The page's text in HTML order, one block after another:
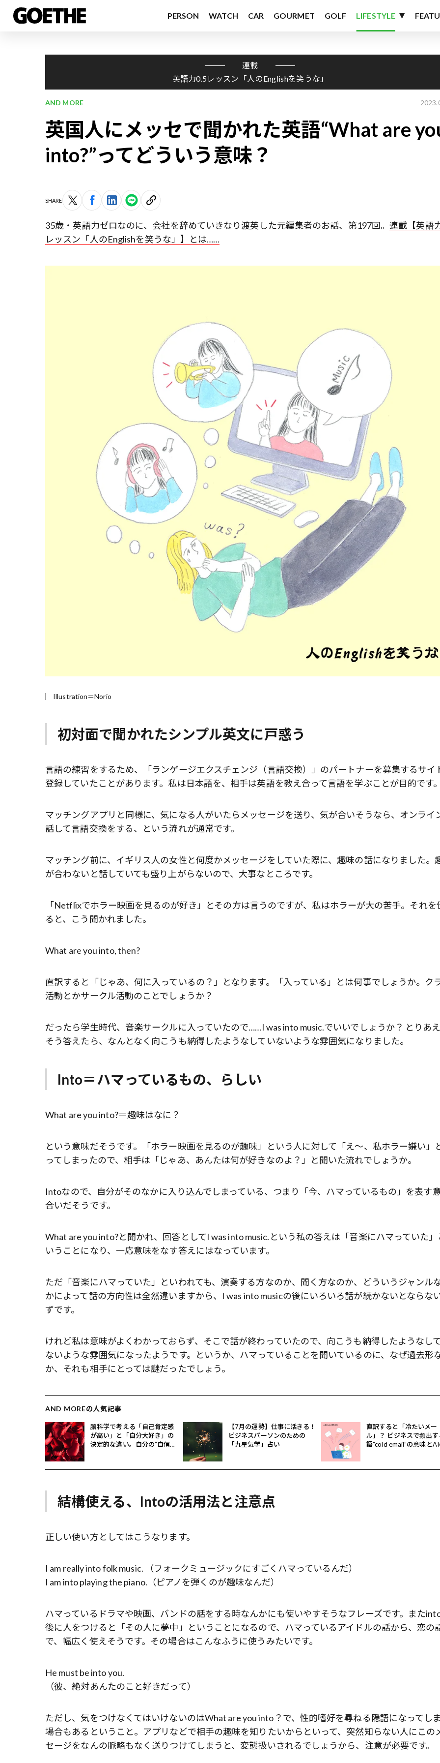
PERSON WATCH CAR GOURMET GOLF LIFESTYLE
連載
英語力0.5レッスン「人のEnglishを笑うな」
AND MORE
英国人にメッセで聞かれた英語“What are
into?”ってどういう意味？
SHARE
35歳・英語力ゼロなのに、会社を辞めていきなり渡英した元編集者のお話、第197回。連載【英語
レッスン「人のEnglishを笑うな」】とは……
Illustration＝Norio
初対面で聞かれたシンプル英文に戸惑う
言語の練習をするため、「ランゲージエクスチェンジ（言語交換）」のパートナーを募集するサイ
登録していたことがあります。私は日本語を、相手は英語を教え合って言語を学ぶことが目的です。
マッチングアプリと同様に、気になる人がいたらメッセージを送り、気が合いそうなら、オンライ
話して言語交換をする、という流れが通常です。
マッチング前に、イギリス人の女性と何度かメッセージをしていた際に、趣味の話になりました。
が合わないと話していても盛り上がらないので、大事なところです。
「Netflixでホラー映画を見るのが好き」とその方は言うのですが、私はホラーが大の苦手。それを
ると、こう聞かれました。
What are you into, then?
直訳すると「じゃあ、何に入っているの？」となります。「入っている」とは何事でしょうか。ク
活動とかサークル活動のことでしょうか？
だったら学生時代、音楽サークルに入っていたので……I was into music.でいいでしょうか？ とりあ
そう答えたら、なんとなく向こうも納得したようなしていないような雰囲気になりました。
Into＝ハマっているもの、らしい
What are you into?＝趣味はなに？
という意味だそうです。「ホラー映画を見るのが趣味」という人に対して「え〜、私ホラー嫌い」
ってしまったので、相手は「じゃあ、あんたは何が好きなのよ？」と聞いた流れでしょうか。
Intoなので、自分がそのなかに入り込んでしまっている、つまり「今、ハマっているもの」を表す
合いだそうです。
What are you into?と聞かれ、回答としてI was into music.という私の答えは「音楽にハマっていた」
いうことになり、一応意味をなす答えにはなっています。
ただ「音楽にハマっていた」といわれても、演奏する方なのか、聞く方なのか、どういうジャンル
かによって話の方向性は全然違いますから、I was into musicの後にいろいろ話が続かないとならな
ずです。
けれど私は意味がよくわかっておらず、そこで話が終わっていたので、向こうも納得したようなし
ないような雰囲気になったようです。というか、ハマっていることを聞いているのに、なぜ過去形
か、それも相手にとっては謎だったでしょう。
AND MOREの人気記事
脳科学で考える「自己肯定感
が高い」と「自分大好き」の
決定的な違い。自分の“自信タ
【7月の運勢】仕事に活きる！
ビジネスパーソンのための
「九星気学」占い
直訳すると「冷たいメー
ル」？ ビジネスで頻出す
語“cold email”の意味とAI
結構使える、Intoの活用法と注意点
正しい使い方としてはこうなります。
I am really into folk music. （フォークミュージックにすごくハマっているんだ）
I am into playing the piano.（ピアノを弾くのが趣味なんだ）
ハマっているドラマや映画、バンドの話をする時なんかにも使いやすそうなフレーズです。また
後に人をつけると「その人に夢中」ということになるので、ハマっているアイドルの話から、恋の
で、幅広く使えそうです。その場合はこんなふうに使うみたいです。
He must be into you.
（彼、絶対あんたのこと好きだって）
ただし、気をつけなくてはいけないのはWhat are you into？で、性的嗜好を尋ねる隠語になってし
場合もあるということ。アプリなどで相手の趣味を知りたいからといって、突然知らない人にこの
セージをなんの脈略もなく送りつけてしまうと、変態扱いされるでしょうから、注意が必要です。
前列ホテル「UMITO 熱海 別邸」